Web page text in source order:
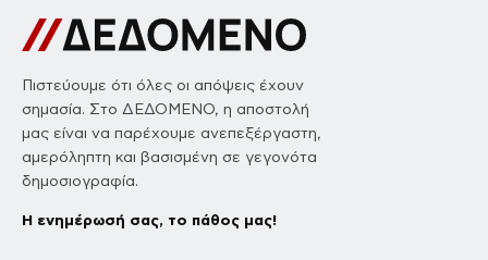
Πιστεύουμε ότι όλες οι απόψεις έχουν
σημασία. Στο ΔΕΔΟΜΕΝΟ, η αποστολή
μας είναι να παρέχουμε ανεπεξέργαστη,
αμερόληπτη και βασισμένη σε γεγονότα
δημοσιογραφία.
Η ενημέρωσή σας, το πάθος μας!